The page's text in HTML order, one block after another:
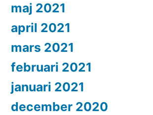
maj 2021
april 2021
mars 2021
februari 2021
januari 2021
december 2020